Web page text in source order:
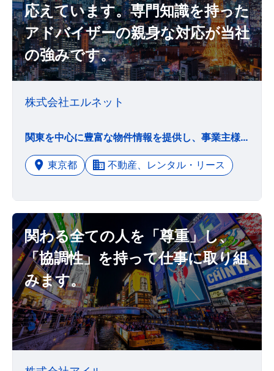
応えています。専門知識を持った
アドバイザーの親身な対応が当社
の強みです。
株式会社エルネット
関東を中心に豊富な物件情報を提供し、事業主様の多様なニーズに応えています。専門知識を持ったアドバイザーの親身な対応が当社の強みです。
東京都
不動産、レンタル・リース
関わる全ての人を「尊重」し、
「協調性」を持って仕事に取り組
みます。